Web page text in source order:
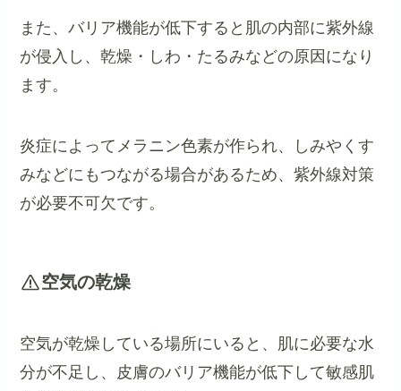
また、バリア機能が低下すると肌の内部に紫外線
が侵入し、乾燥・しわ・たるみなどの原因になり
ます。
炎症によってメラニン色素が作られ、しみやくす
みなどにもつながる場合があるため、紫外線対策
が必要不可欠です。
空気の乾燥
空気が乾燥している場所にいると、肌に必要な水
分が不足し、皮膚のバリア機能が低下して敏感肌